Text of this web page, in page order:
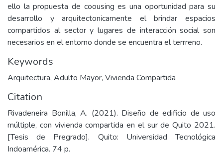
ello la propuesta de coousing es una oportunidad para su
desarrollo y arquitectonicamente el brindar espacios
compartidos al sector y lugares de interacción social son
necesarios en el entorno donde se encuentra el terrreno.
Keywords
Arquitectura, Adulto Mayor, Vivienda Compartida
Citation
Rivadeneira Bonilla, A. (2021). Diseño de edificio de uso
múltiple, con vivienda compartida en el sur de Quito 2021.
[Tesis de Pregrado]. Quito: Universidad Tecnológica
Indoamérica. 74 p.